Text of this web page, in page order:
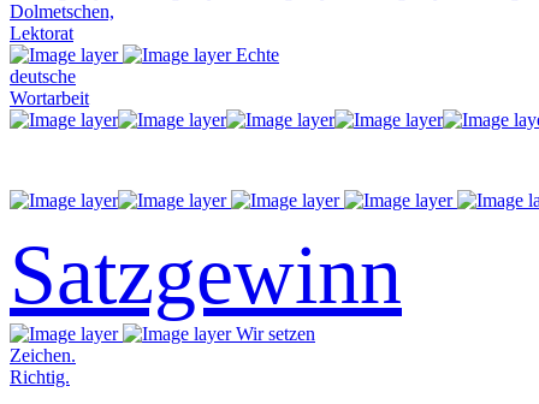
Dolmetschen,
Lektorat
Echte
deutsche
Wortarbeit
Satzgewinn
Wir setzen
Zeichen.
Richtig.